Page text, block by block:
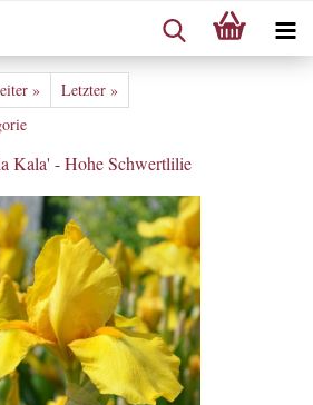
» Letzter »
Kala' - Hohe Schwertlilie